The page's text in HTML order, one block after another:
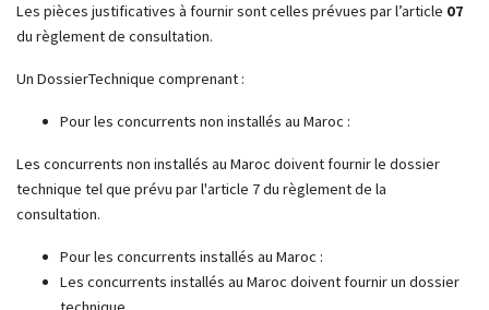
Les pièces justificatives à fournir sont celles prévues par l’article 07
du règlement de consultation.
Un DossierTechnique comprenant :
Pour les concurrents non installés au Maroc :
Les concurrents non installés au Maroc doivent fournir le dossier
technique tel que prévu par l'article 7 du règlement de la
consultation.
Pour les concurrents installés au Maroc :
Les concurrents installés au Maroc doivent fournir un dossier